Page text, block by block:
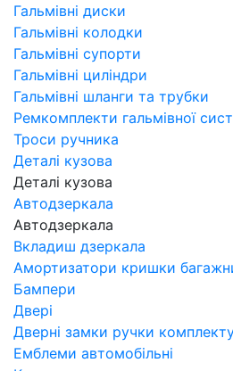
Гальмівні диски
Гальмівні колодки
Гальмівні супорти
Гальмівні циліндри
Гальмівні шланги та трубки
Ремкомплекти гальмівної
Троси ручника
Деталі кузова
Деталі кузова
Автодзеркала
Автодзеркала
Вкладиш дзеркала
Амортизатори кришки
Бампери
Двері
Дверні замки ручки
Емблеми автомобільні